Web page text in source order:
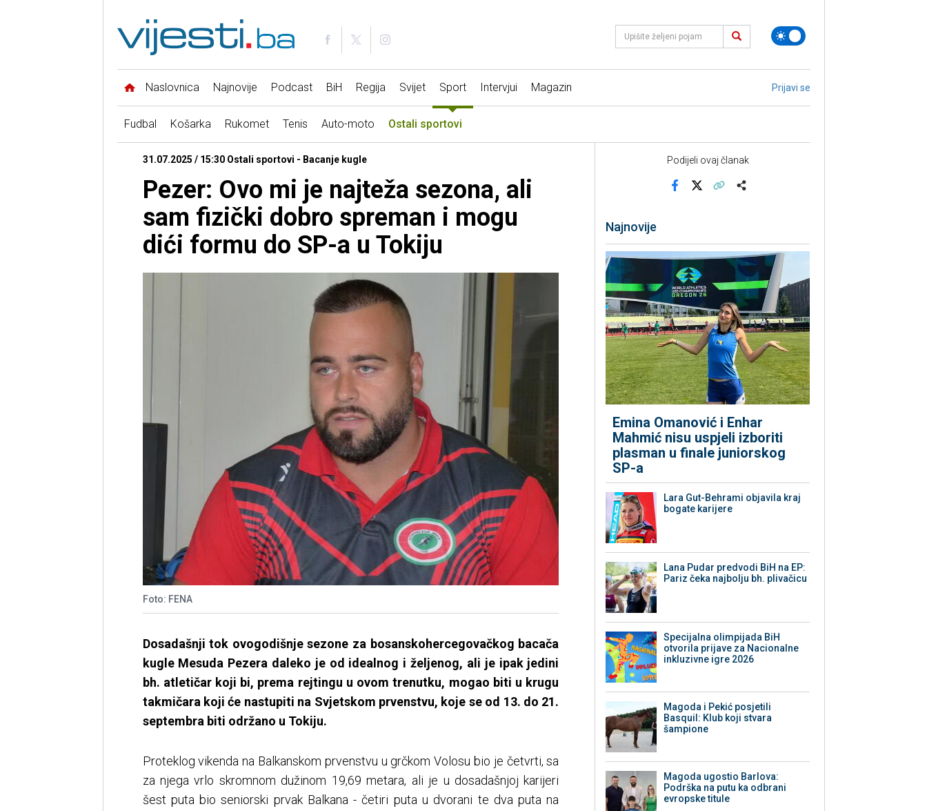
Naslovnica Najnovije Podcast BiH Regija Svijet Sport Intervjui Magazin Prijavi se
Fudbal Košarka Rukomet Tenis Auto-moto Ostali sportovi
31.07.2025 / 15:30 Ostali sportovi - Bacanje kugle
Pezer: Ovo mi je najteža sezona, ali
sam fizički dobro spreman i mogu
dići formu do SP-a u Tokiju
Foto: FENA
Dosadašnji tok ovogodišnje sezone za bosanskohercegovačkog bacača
kugle Mesuda Pezera daleko je od idealnog i željenog, ali je ipak jedini
bh. atletičar koji bi, prema rejtingu u ovom trenutku, mogao biti u krugu
takmičara koji će nastupiti na Svjetskom prvenstvu, koje se od 13. do 21.
septembra biti održano u Tokiju.
Proteklog vikenda na Balkanskom prvenstvu u grčkom Volosu bio je četvrti, sa
za njega vrlo skromnom dužinom 19,69 metara, ali je u dosadašnjoj karijeri
šest puta bio seniorski prvak Balkana - četiri puta u dvorani te dva puta na
Podijeli ovaj članak
Najnovije
Emina Omanović i Enhar
Mahmić nisu uspjeli izboriti
plasman u finale juniorskog
SP-a
Lara Gut-Behrami objavila kraj
bogate karijere
Lana Pudar predvodi BiH na EP:
Pariz čeka najbolju bh. plivačicu
Specijalna olimpijada BiH
otvorila prijave za Nacionalne
inkluzivne igre 2026
Magoda i Pekić posjetili
Basquil: Klub koji stvara
šampione
Magoda ugostio Barlova:
Podrška na putu ka odbrani
evropske titule